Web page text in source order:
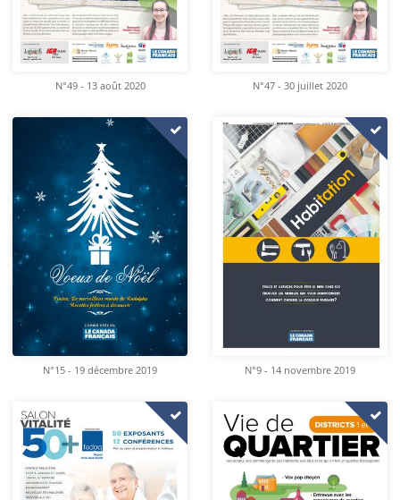
N°49 - 13 août 2020 N°47 - 30 juillet 2020
N°15 - 19 décembre 2019 N°9 - 14 novembre 2019